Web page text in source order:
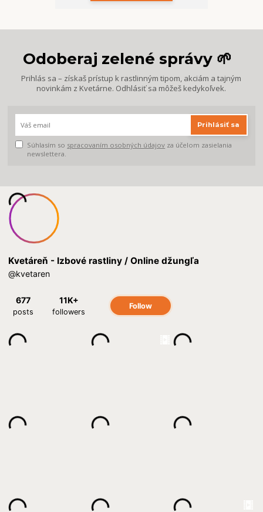
Odoberaj zelené správy 🌱
Prihlás sa – získaš prístup k rastlinným tipom, akciám a tajným
novinkám z Kvetárne. Odhlásiť sa môžeš kedykoľvek.
Prihlásiť sa
Súhlasím so spracovaním osobných údajov za účelom zasielania
newslettera.